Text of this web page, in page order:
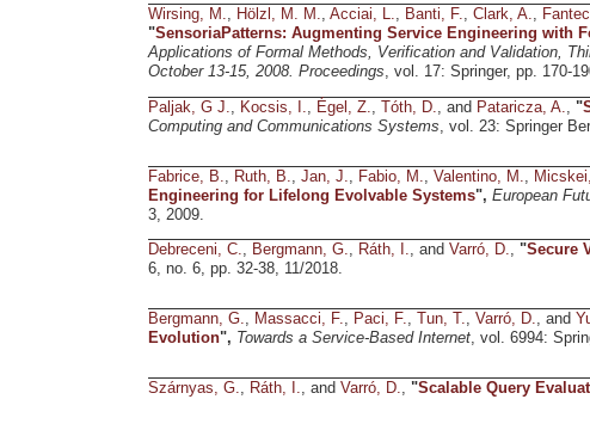
Wirsing, M., Hölzl, M. M., Acciai, L., Banti, F., Clark, A.,
"SensoriaPatterns: Augmenting Service Engineering with
Applications of Formal Methods, Verification and Validation,
October 13-15, 2008. Proceedings, vol. 17: Springer, pp. 170-
Paljak, G J., Kocsis, I., Égel, Z., Tóth, D., and Pataricza, A., "
Computing and Communications Systems, vol. 23: Springer
Fabrice, B. Ruth, B. Jan, J. Fabio, M. Valentino, M.
Engineering for Lifelong Evolvable Systems", European
3, 2009.
Debreceni, C., Bergmann, G., Ráth, I., and Varró, D., "Secure
6, no. 6, pp. 32-38, 11/2018.
Bergmann, G., Massacci, F., Paci, F., Tun, T., Varró, D., and
Evolution", Towards a Service-Based Internet, vol. 6994:
Szárnyas, G. Ráth, I. , and Varró, D. "Scalable Query